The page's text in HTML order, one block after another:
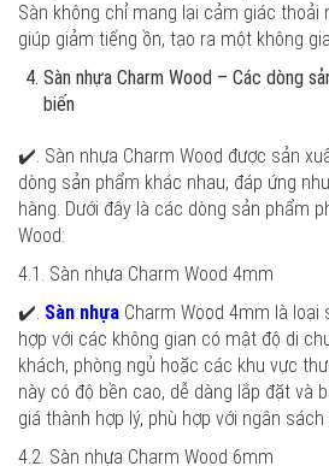
Sàn không chỉ mang lại cảm giác thoải
giúp giảm tiếng ồn, tạo ra một không
Sàn nhựa Charm Wood – Các dòng
biến
✔️. Sàn nhựa Charm Wood được sản
dòng sản phẩm khác nhau, đáp ứng
hàng. Dưới đây là các dòng sản phẩm
Wood:
4.1. Sàn nhựa Charm Wood 4mm
✔️. Sàn nhựa Charm Wood 4mm là loại
hợp với các không gian có mật độ di
khách, phòng ngủ hoặc các khu vực
này có độ bền cao, dễ dàng lắp đặt và
giá thành hợp lý, phù hợp với ngân
4.2. Sàn nhựa Charm Wood 6mm